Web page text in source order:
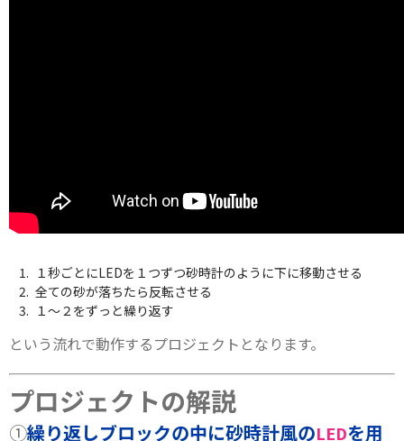
１秒ごとにLEDを１つずつ砂時計のように下に移動させる
全ての砂が落ちたら反転させる
１～２をずっと繰り返す
という流れで動作するプロジェクトとなります。
プロジェクトの解説
①繰り返しブロックの中に砂時計風のLEDを用